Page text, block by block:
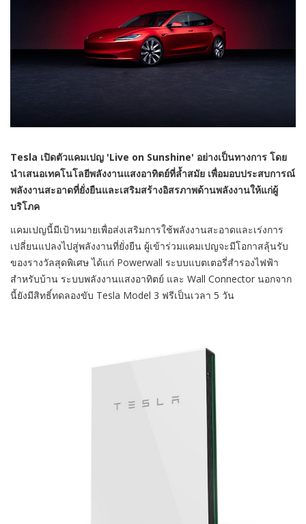
Tesla เปิดตัวแคมเปญ 'Live on Sunshine' อย่างเป็นทางการ โดย
นำเสนอเทคโนโลยีพลังงานแสงอาทิตย์ที่ล้ำสมัย เพื่อมอบประสบการณ์
พลังงานสะอาดที่ยั่งยืนและเสริมสร้างอิสรภาพด้านพลังงานให้แก่ผู้
บริโภค
แคมเปญนี้มีเป้าหมายเพื่อส่งเสริมการใช้พลังงานสะอาดและเร่งการ
เปลี่ยนแปลงไปสู่พลังงานที่ยั่งยืน ผู้เข้าร่วมแคมเปญจะมีโอกาสลุ้นรับ
ของรางวัลสุดพิเศษ ได้แก่ Powerwall ระบบแบตเตอรี่สำรองไฟฟ้า
สำหรับบ้าน ระบบพลังงานแสงอาทิตย์ และ Wall Connector นอกจาก
นี้ยังมีสิทธิ์ทดลองขับ Tesla Model 3 ฟรีเป็นเวลา 5 วัน